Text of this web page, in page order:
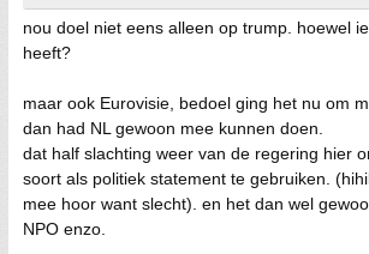
nou doel niet eens alleen op trump. hoewel
heeft?
maar ook Eurovisie, bedoel ging het nu om
dan had NL gewoon mee kunnen doen.
dat half slachting weer van de regering hier
soort als politiek statement te gebruiken.
mee hoor want slecht). en het dan wel
NPO enzo.